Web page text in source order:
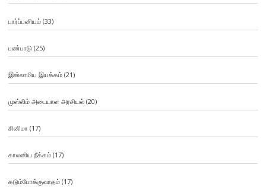
பார்ப்பனியம்(33)
பண்பாடு(25)
இஸ்லாமிய இயக்கம்(21)
முஸ்லிம் அடையாள அரசியல்(20)
சினிமா (17)
காலனிய நீக்கம்(17)
கடும்போக்குவாதம்(17)